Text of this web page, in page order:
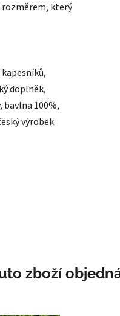
který
doplněk,
bavlna 100%,
výrobek
zboží